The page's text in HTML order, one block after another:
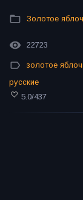
Золотое
22723
золотое
русские
5.0/437